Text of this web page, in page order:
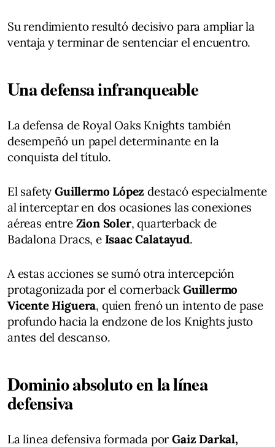
Su rendimiento resultó decisivo para ampliar la
ventaja y terminar de sentenciar el encuentro.
Una defensa infranqueable
La defensa de Royal Oaks Knights también
desempeñó un papel determinante en la
conquista del título.
El safetyGuillermo López destacó especialmente
al interceptar en dos ocasiones las conexiones
aéreas entre Zion Soler, quarterback de
Badalona Dracs, e Isaac Calatayud.
A estas acciones se sumó otra intercepción
protagonizada por el cornerback Guillermo
Vicente Higuera, quien frenó un intento de pase
profundo hacia la endzone de los Knights justo
antes del descanso.
Dominio absoluto en la línea
defensiva
La línea defensiva formada porGaiz Darkal,